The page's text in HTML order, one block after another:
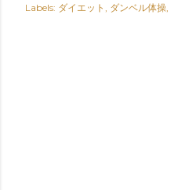
Labels: ダイエット ダンベル体操